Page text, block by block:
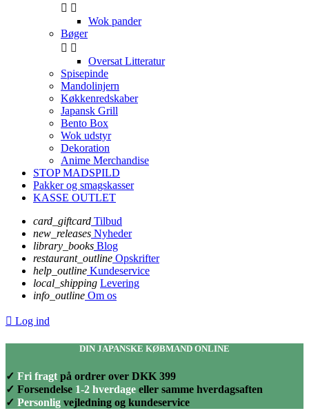
 
Wok pander
Bøger
 
Oversat Litteratur
Spisepinde
Mandolinjern
Køkkenredskaber
Japansk Grill
Bento Box
Wok udstyr
Dekoration
Anime Merchandise
STOP MADSPILD
Pakker og smagskasser
KASSE OUTLET
card_giftcard Tilbud
new_releases Nyheder
library_books Blog
restaurant_outline Opskrifter
help_outline Kundeservice
local_shipping Levering
info_outline Om os
 Log ind
DIN JAPANSKE KØBMAND ONLINE
✓ Fri fragt på ordrer over DKK 399
✓ Forsendelse 1-2 hverdage eller samme hverdagsaften
✓ Personlig vejledning og kundeservice